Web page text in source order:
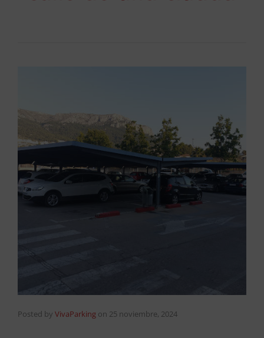
Posted by VivaParking on 25 noviembre, 2024